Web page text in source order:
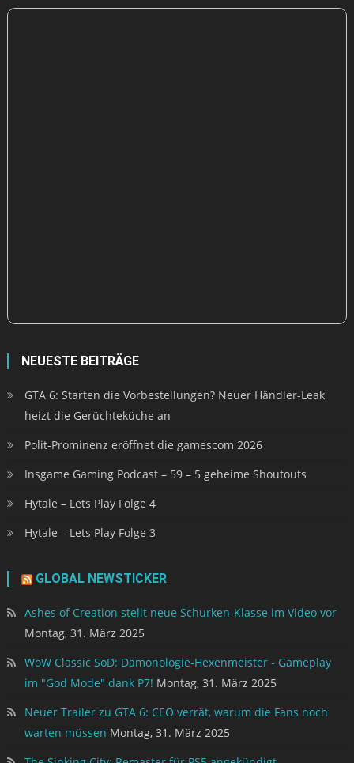
NEUESTE BEITRÄGE
GTA 6: Starten die Vorbestellungen? Neuer Händler-Leak
heizt die Gerüchteküche an
Polit-Prominenz eröffnet die gamescom 2026
Insgame Gaming Podcast – 59 – 5 geheime Shoutouts
Hytale – Lets Play Folge 4
Hytale – Lets Play Folge 3
GLOBAL NEWSTICKER
Ashes of Creation stellt neue Schurken-Klasse im Video vor
Montag, 31. März 2025
WoW Classic SoD: Dämonologie-Hexenmeister - Gameplay
im "God Mode" dank P7! Montag, 31. März 2025
Neuer Trailer zu GTA 6: CEO verrät, warum die Fans noch
warten müssen Montag, 31. März 2025